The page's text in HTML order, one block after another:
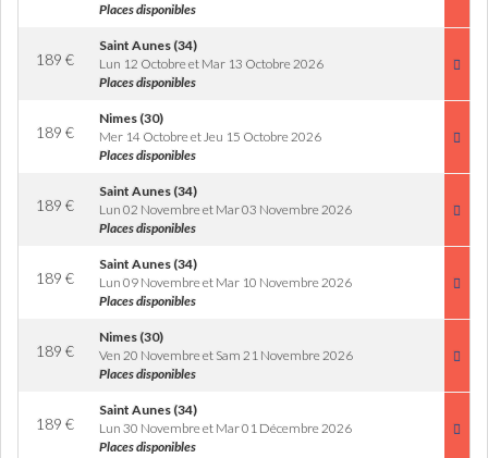
Places disponibles
189 €
Saint Aunes (34)
Lun 12 Octobre et Mar 13 Octobre 2026
Places disponibles
189 €
Nimes (30)
Mer 14 Octobre et Jeu 15 Octobre 2026
Places disponibles
189 €
Saint Aunes (34)
Lun 02 Novembre et Mar 03 Novembre 2026
Places disponibles
189 €
Saint Aunes (34)
Lun 09 Novembre et Mar 10 Novembre 2026
Places disponibles
189 €
Nimes (30)
Ven 20 Novembre et Sam 21 Novembre 2026
Places disponibles
189 €
Saint Aunes (34)
Lun 30 Novembre et Mar 01 Décembre 2026
Places disponibles